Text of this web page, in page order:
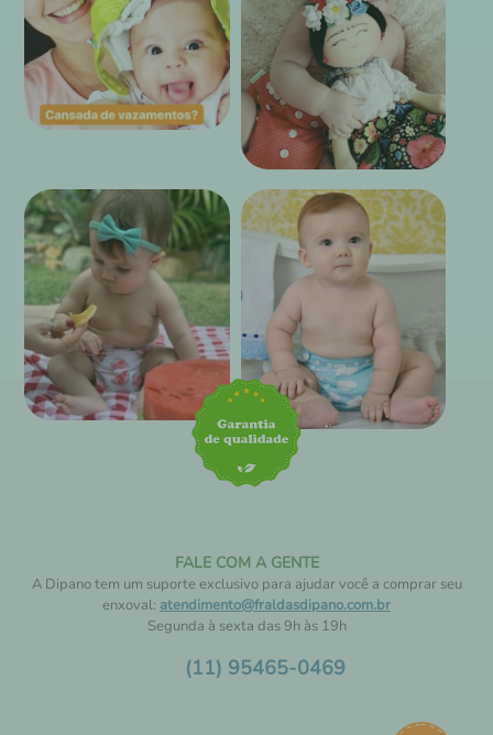
FALE COM A GENTE
A Dipano tem um suporte exclusivo para ajudar você a comprar seu
enxoval: atendimento@fraldasdipano.com.br
Segunda à sexta das 9h às 19h
(11) 95465-0469